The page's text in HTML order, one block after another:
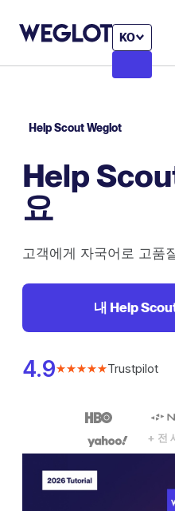
KO
Help Scout Weglot
Help
요
고객에게 자국어로 고품
내 Help
4.9★★★★★Trustpilot
+ 전